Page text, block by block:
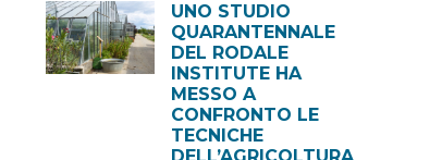
UNO STUDIO
QUARANTENNALE
DEL RODALE
INSTITUTE HA
MESSO A
CONFRONTO LE
TECNICHE